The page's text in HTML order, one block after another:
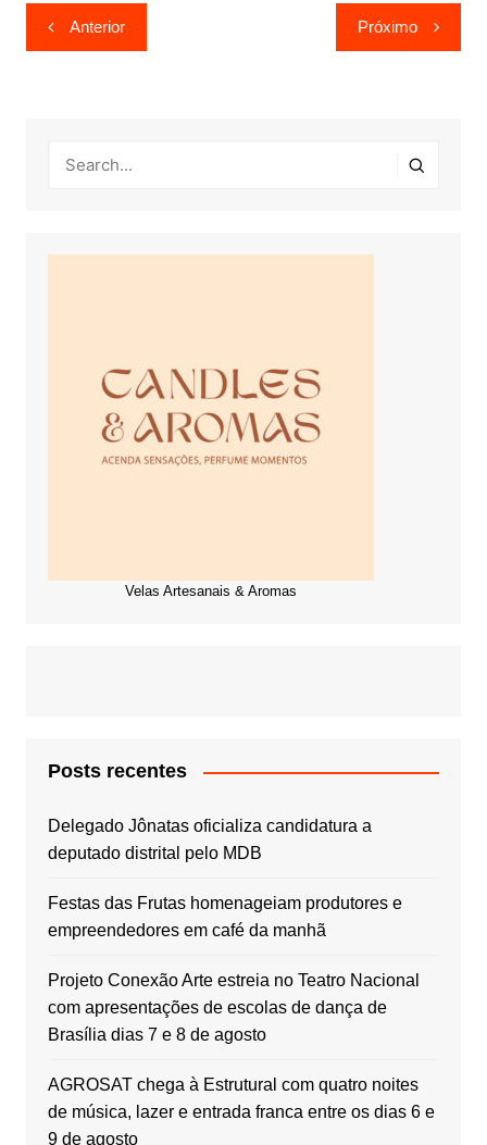
Navegação
de
Anterior Próximo
Velas Artesanais & Aromas
Posts recentes
Delegado Jônatas oficializa candidatura a
deputado distrital pelo MDB
Festas das Frutas homenageiam produtores e
empreendedores em café da manhã
Projeto Conexão Arte estreia no Teatro Nacional
com apresentações de escolas de dança de
Brasília dias 7 e 8 de agosto
AGROSAT chega à Estrutural com quatro noites
de música, lazer e entrada franca entre os dias 6 e
9 de agosto